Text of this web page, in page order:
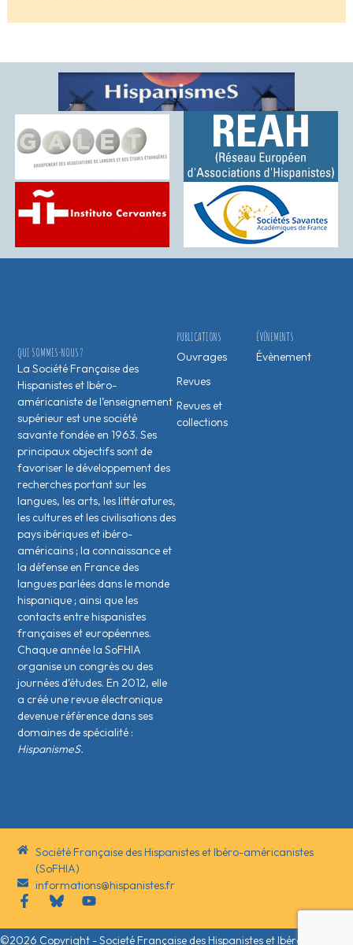
ÉVÉNEMENTS
Évènement
PUBLICATIONS
Ouvrages
Revues
Revues et
collections
QUI SOMMES-NOUS ?
La Société Française des
Hispanistes et Ibéro-
américaniste de l’enseignement
supérieur est une société
savante fondée en 1963. Ses
principaux objectifs sont de
favoriser le développement des
recherches portant sur les
langues, les arts, les littératures,
les cultures et les civilisations des
pays ibériques et ibéro-
américains ; la connaissance et
la défense en France des
langues parlées dans le monde
hispanique ; ainsi que les
contacts entre hispanistes
français·es et européen·nes.
Chaque année la SoFHIA
organise un congrès ou des
journées d’études. En 2012, elle
a créé une revue électronique
devenue référence dans ses
domaines de spécialité :
HispanismeS.
Société Française des Hispanistes et Ibéro-américanistes
(SoFHIA)
informations@hispanistes.fr
©2026 Copyright - Societé Française des Hispanistes et Ibéro-